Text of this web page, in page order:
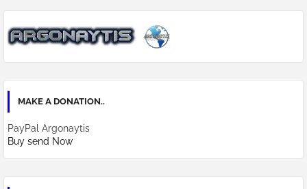
MAKE A DONATION..
PayPal Argonaytis
Buy send Now